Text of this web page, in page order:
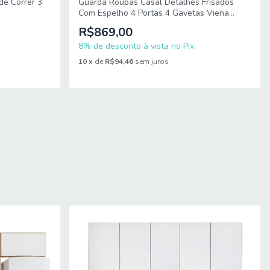
Com Espelho 4 Portas 4 Gavetas Viena
Moval
R$869,00
8% de desconto à vista no Pix
10x de R$94,46 sem juros